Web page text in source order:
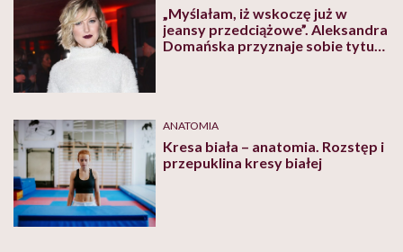
„Myślałam, iż wskoczę już w
jeansy przedciążowe”. Aleksandra
Domańska przyznaje sobie tytuł
ANATOMIA
Kresa biała – anatomia. Rozstęp i
przepuklina kresy białej